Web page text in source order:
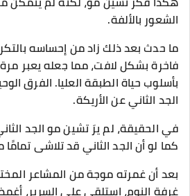
الشعور بالألفة.
ما حدث بعد ذلك زاد من إحساسه
فاخرة بشكل لافت، مما جعله يعبر
بأسلوب حياة الطبقة العليا. الفرق
الجد الثاني عن الأريكة.
في الحقيقة، لم يرَ تشين مو الجد الثاني
كما لو أن الجد الثاني قد تلاشى
بعد أن غمرته موجة من المشاعر
غرفة النوم، استلقى على السرير،